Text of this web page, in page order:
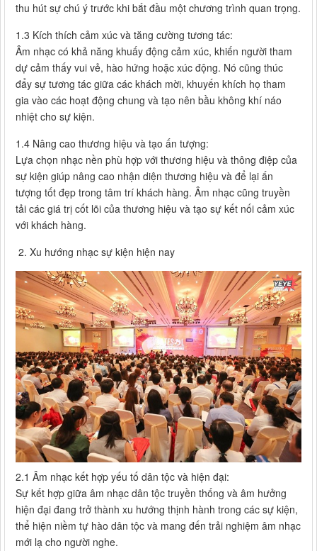
thu hút sự chú ý trước khi bắt đầu một chương trình quan trọng.
1.3 Kích thích cảm xúc và tăng cường tương tác:
Âm nhạc có khả năng khuấy động cảm xúc, khiến người tham
dự cảm thấy vui vẻ, hào hứng hoặc xúc động. Nó cũng thúc
đẩy sự tương tác giữa các khách mời, khuyến khích họ tham
gia vào các hoạt động chung và tạo nên bầu không khí náo
nhiệt cho sự kiện.
1.4 Nâng cao thương hiệu và tạo ấn tượng:
Lựa chọn nhạc nền phù hợp với thương hiệu và thông điệp của
sự kiện giúp nâng cao nhận diện thương hiệu và để lại ấn
tượng tốt đẹp trong tâm trí khách hàng. Âm nhạc cũng truyền
tải các giá trị cốt lõi của thương hiệu và tạo sự kết nối cảm xúc
với khách hàng.
2. Xu hướng nhạc sự kiện hiện nay
2.1 Âm nhạc kết hợp yếu tố dân tộc và hiện đại:
Sự kết hợp giữa âm nhạc dân tộc truyền thống và âm hưởng
hiện đại đang trở thành xu hướng thịnh hành trong các sự kiện,
thể hiện niềm tự hào dân tộc và mang đến trải nghiệm âm nhạc
mới lạ cho người nghe.